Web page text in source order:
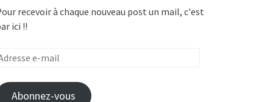
recevoir à chaque nouveau post un mail, c'est
ici !!
Abonnez-vous